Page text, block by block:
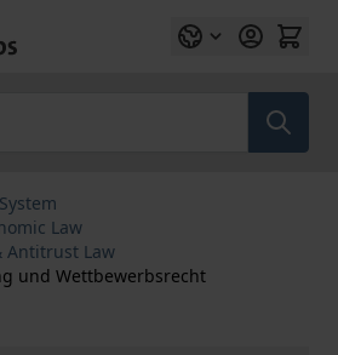
Law
Antitrust Law
und Wettbewerbsrecht